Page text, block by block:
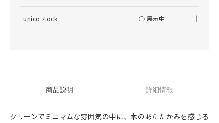
商品説明 詳細情報
クリーンでミニマムな雰囲気の中に、木のあたたかみを感じる
unico stock ○ 展示中